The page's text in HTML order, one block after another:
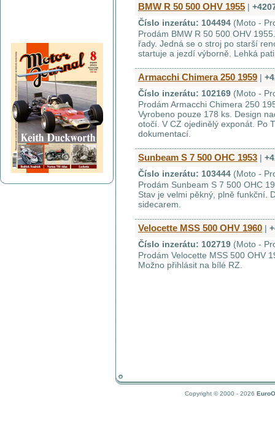
BMW R 50 500 OHV 1955 |
Číslo inzerátu: 104494 (Moto -
Prodám BMW R 50 500 OHV
řady. Jedná se o stroj po starší
startuje a jezdí výborně. Lehká
Armacchi Chimera 250 1959 |
Číslo inzerátu: 102169 (Moto -
Prodám Armacchi Chimera 250
Vyrobeno pouze 178 ks. Design
otočí. V CZ ojedinělý exponát. Po
dokumentací.
Sunbeam S 7 500 OHC 1953 |
Číslo inzerátu: 103444 (Moto -
Prodám Sunbeam S 7 500 OHC
Stav je velmi pěkný, plně funkční.
sidecarem.
Velocette MSS 500 OHV 1960 |
Číslo inzerátu: 102719 (Moto -
Prodám Velocette MSS 500 OHV
Možno přihlásit na bílé RZ.
Copyright © 2000 - 2026